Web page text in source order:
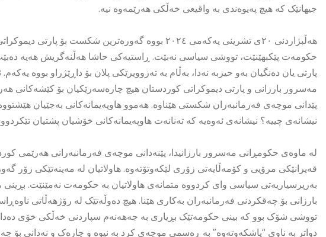
جیهانێک کە هیچ پەیوەندی بە واقیعی خەڵکی هەرێمەوە نیە.
هەڵبژاردنی ٢٠ی تشرینی یەکەمی ٢٠٢٤ بووە گەورەترین
حکومەت پێکبهێنێت، تووشی سیاسی نەبێت. ڕاستیەکی حاشا هەڵنەگریش هەیە
پارتی یان دەنگیان بەو حیزبە نەدا، بەڵام بە تەزوویرێکی پلان بۆ داڕێژراو بووە
مەسرور بارزانی و پارتی دیموکراتی کوردستان هیچ چارەسەرێکیان بۆ کێشەکانی
پێدانی موچەی فەرمانبەران شکستی هێناوە. هەموو هاوپەیمانەکانی بەجێیان
نیشانەی چییە؟ نیشانەی ئەوەیە کە تەنانەت هاوپەیمانەکانی خۆشیان پشتیان
لە ماوەی حکومڕانی مەسرور بارزانیدا، پێنەدانی موچەی فەرمانبەرانی هەرێمی
قەیرانێکی مرۆیی و کۆمەڵایەتی زۆری لێکەوتۆتەوە. هاولاتیان لە مەینەتێکی زۆر
بەرپرسیاریەتی سیاسی وای کردووە متمانەی هاولاتیان بە حکومەت نەمێنێت.
بارزانی بۆ چەقکردنی فەرمانبەران بەکاری هێنا. هیچ دەوڵەتێک لە رۆژهەڵاتی
تووشی شۆک بوو کە بینی حکومەتێک بڕیاری بە جەهەنەم سپاردنی خەڵکی خۆی
دواتر بە ناوی “پاشکەوتەوە” بە ڕەسمی موچەی کرد بە نیوە و چارەک و نەدانی بۆ